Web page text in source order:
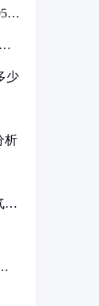
代
少
析
设